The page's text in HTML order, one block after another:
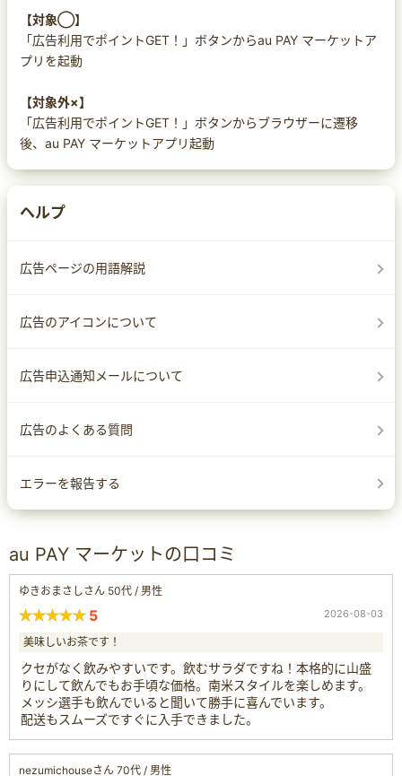
【対象◯】
「広告利用でポイントGET！」ボタンからau PAY マーケットア
プリを起動
【対象外×】
「広告利用でポイントGET！」ボタンからブラウザーに遷移
後、au PAY マーケットアプリ起動
ヘルプ
広告ページの用語解説
広告のアイコンについて
広告申込通知メールについて
広告のよくある質問
エラーを報告する
au PAY マーケットの口コミ
ゆきおまさしさん 50代 / 男性
5 2026-08-03
美味しいお茶です！
クセがなく飲みやすいです。飲むサラダですね！本格的に山盛
りにして飲んでもお手頃な価格。南米スタイルを楽しめます。
メッシ選手も飲んでいると聞いて勝手に喜んでいます。
配送もスムーズですぐに入手できました。
nezumichouseさん 70代 / 男性